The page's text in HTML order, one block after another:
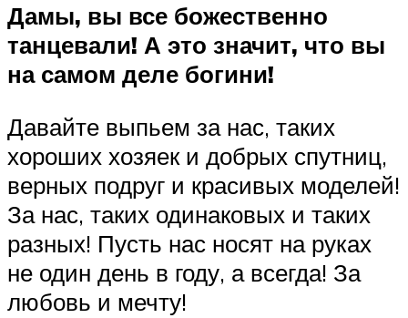
Дамы, вы все божественно
танцевали! А это значит, что вы
на самом деле богини!
Давайте выпьем за нас, таких
хороших хозяек и добрых спутниц,
верных подруг и красивых моделей!
За нас, таких одинаковых и таких
разных! Пусть нас носят на руках
не один день в году, а всегда! За
любовь и мечту!